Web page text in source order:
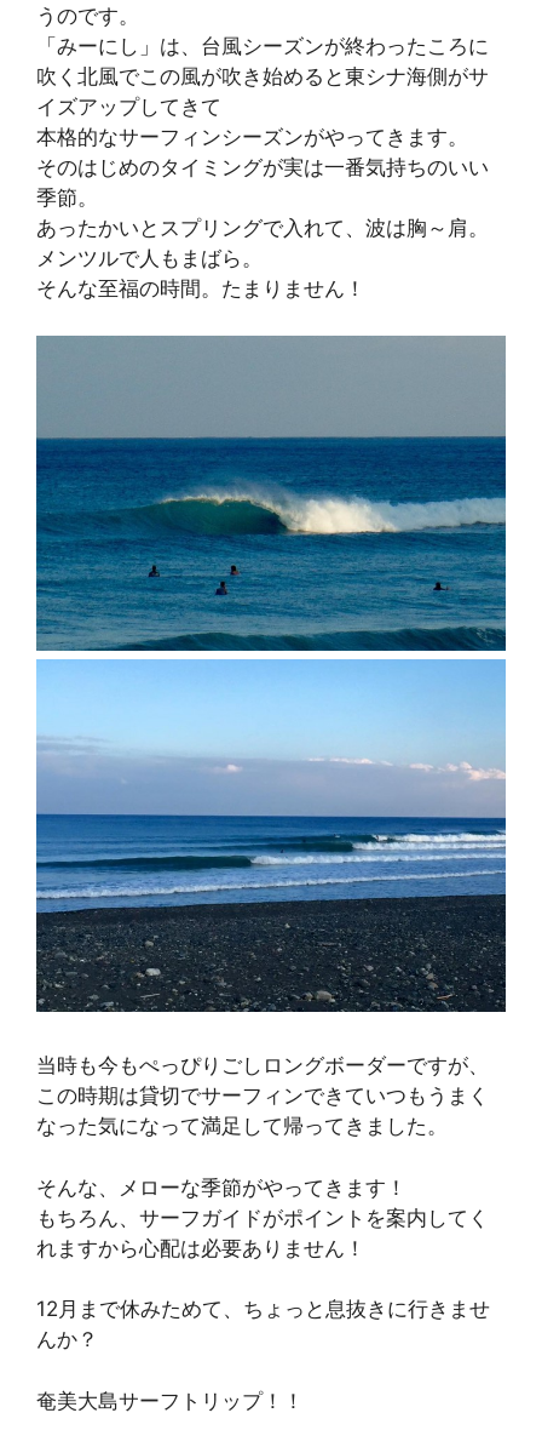
うのです。
「みーにし」は、台風シーズンが終わったころに
吹く北風でこの風が吹き始めると東シナ海側がサ
イズアップしてきて
本格的なサーフィンシーズンがやってきます。
そのはじめのタイミングが実は一番気持ちのいい
季節。
あったかいとスプリングで入れて、波は胸～肩。
メンツルで人もまばら。
そんな至福の時間。たまりません！
当時も今もぺっぴりごしロングボーダーですが、
この時期は貸切でサーフィンできていつもうまく
なった気になって満足して帰ってきました。
そんな、メローな季節がやってきます！
もちろん、サーフガイドがポイントを案内してく
れますから心配は必要ありません！
12月まで休みためて、ちょっと息抜きに行きませ
んか？
奄美大島サーフトリップ！！